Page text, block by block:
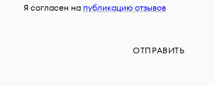
Я согласен напубликацию отзывов